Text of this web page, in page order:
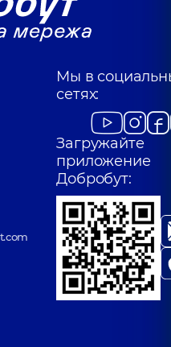
Мы в
сетях:
Загружайте
приложение
Добробут: